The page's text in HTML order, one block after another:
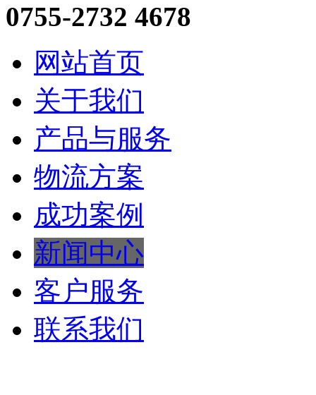
0755-2732 4678
网站首页
关于我们
产品与服务
物流方案
成功案例
新闻中心
客户服务
联系我们